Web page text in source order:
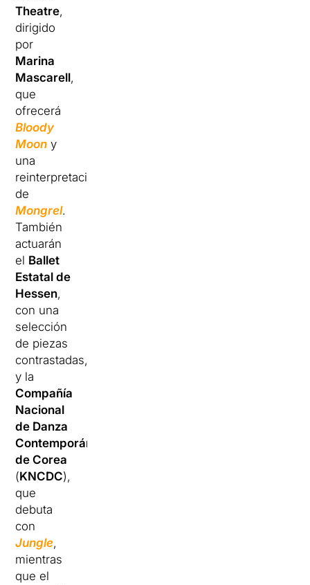
Theatre,
dirigido
por
Marina
Mascarell,
que
ofrecerá
Bloody
Moon y
una
reinterpretación
de
Mongrel.
También
actuarán
el Ballet
Estatal de
Hessen,
con una
selección
de piezas
contrastadas,
y la
Compañía
Nacional
de Danza
Contemporánea
de Corea
(KNCDC),
que
debuta
con
Jungle,
mientras
que el